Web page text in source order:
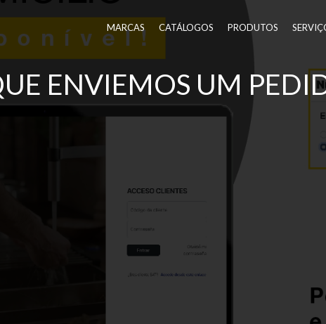
MARCAS CATÁLOGOS PRODUTOS
ENVIEMOS UM